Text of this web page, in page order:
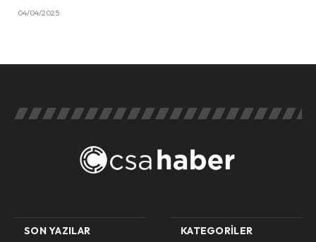
04/04/2025
SON YAZILAR KATEGORILER